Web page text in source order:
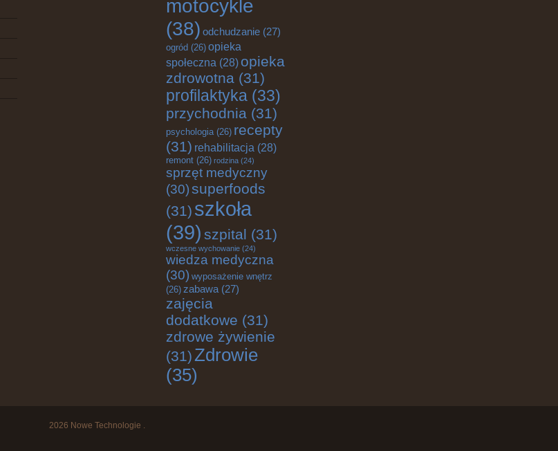
motocykle
(38) odchudzanie (27)
ogród (26) opieka
społeczna (28) opieka
zdrowotna (31)
profilaktyka (33)
przychodnia (31)
psychologia(26) recepty
(31) rehabilitacja (28)
remont (26) rodzina (24)
sprzęt medyczny
(30)superfoods
(31) szkoła
(39) szpital (31)
wczesne wychowanie (24)
wiedza medyczna
(30) wyposażenie wnętrz
(26) zabawa (27)
zajęcia
dodatkowe (31)
zdrowe żywienie
(31)Zdrowie
(35)
2026 Nowe Technologie .